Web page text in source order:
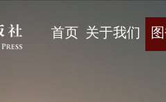
首页 关于我们